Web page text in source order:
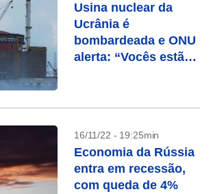
Usina nuclear da
Ucrânia é
bombardeada e ONU
alerta: “Vocês estão
16/11/22 - 19:25min
Economia da Rússia
entra em recessão,
com queda de 4%